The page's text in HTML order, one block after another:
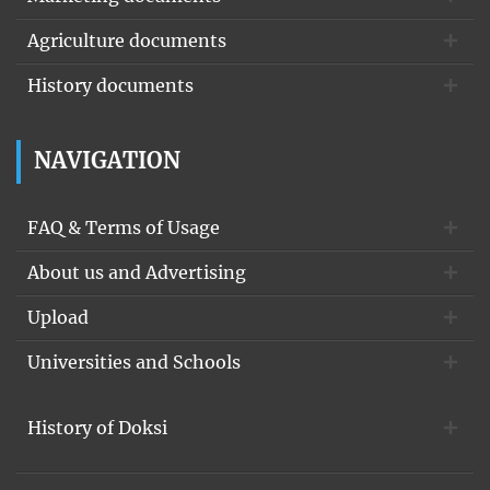
energiának). A foszfoenolpiruvát ezt a magas csoportátviteli
potenciálú
kötésben lévő foszfátot képes az ADP-re átvinni a piruvát-kináz
foszforiláció. A piruvát-kináznak az ATP allosztérikus inhibitora
Agriculture documents
History documents
NAVIGATION
FAQ & Terms of Usage
About us and Advertising
Upload
Universities and Schools
History of Doksi